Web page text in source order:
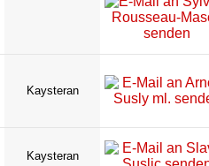
Kaysteran
Kaysteran